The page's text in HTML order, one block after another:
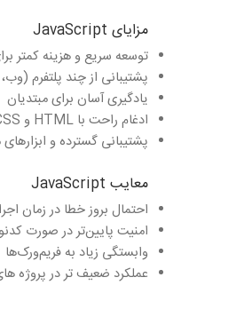
مزایای JavaScript
توسعه سریع و هزینه کمتر
پشتیبانی از چند پلتفرم
یادگیری آسان برای مبتدیان
ادغام راحت با HTML و CSS
پشتیبانی گسترده و
معایب JavaScript
احتمال بروز خطا در زمان
امنیت پایین‌تر در صورت
وابستگی زیاد به فریم‌ورک‌ها
عملکرد ضعیف‌ تر در پروژه‌